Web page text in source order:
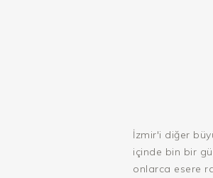
İzmir'i diğer
içinde bin bir
onlarca esere